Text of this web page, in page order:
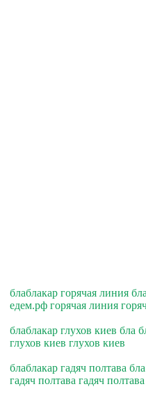
блаблакар горячая линия
едем.рф горячая линия
блаблакар глухов киев бла
глухов киев глухов киев
блаблакар гадяч полтава
гадяч полтава гадяч полтава